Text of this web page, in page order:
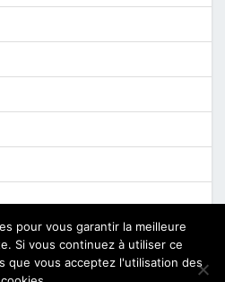
pour vous garantir la meilleure
Si vous continuez à utiliser ce
que vous acceptez l'utilisation des